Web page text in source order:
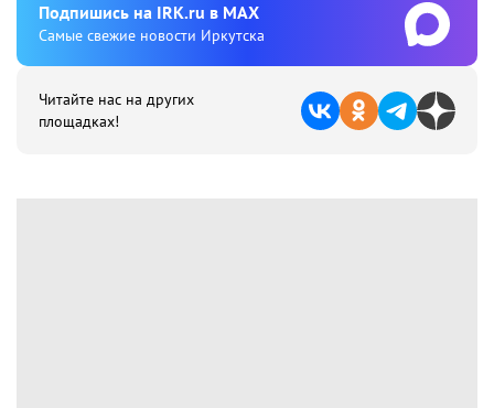
Подпишиcь на IRK.ru в MAX
Cамые свежие новости Иркутска
Читайте нас на других
площадках!